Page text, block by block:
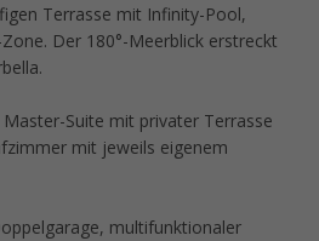
Terrasse mit Infinity-Pool,
Der 180°-Meerblick erstreckt
Master-Suite mit privater Terrasse
mit jeweils eigenem
multifunktionaler